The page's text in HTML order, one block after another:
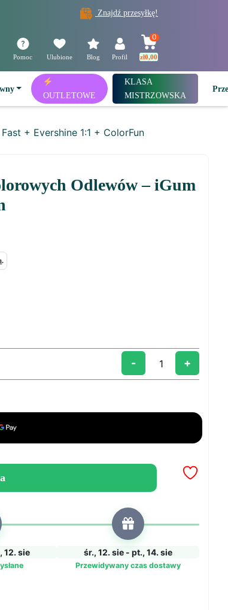
Znajdź przesyłkę!
Pomoc Ulubione Blog Profil
0
zł0,00
OUTLETOWE
KLASA
MISTRZOWSKA
+ Evershine 1:1 + ColorFun
Odlewów – iGum
.
- +
12. sie śr., 12. sie - pt., 14. sie
Przewidywany czas dostawy